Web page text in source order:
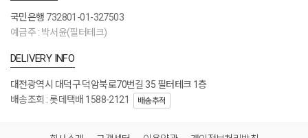
국민은행 732801-01-327503
예금주 : 박서윤(필터테크)
DELIVERY INFO
대전광역시 대덕구 덕암북로70번길 35 필터테크 1층
배송조회 : 롯데택배 1588-2121
배송추적